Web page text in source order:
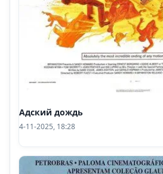
Адский дождь
4-11-2025, 18:28